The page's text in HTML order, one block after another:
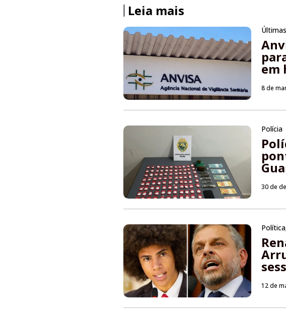
Leia mais
em
8 de
Polícia
30 de
Política
12 de